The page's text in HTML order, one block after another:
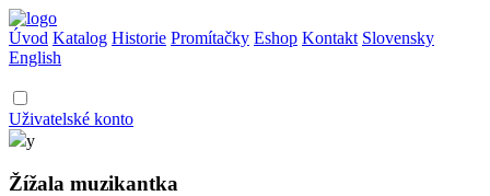
Úvod Katalog Historie Promítačky Eshop Kontakt Slovensky
English
Uživatelské konto
y
Žížala muzikantka